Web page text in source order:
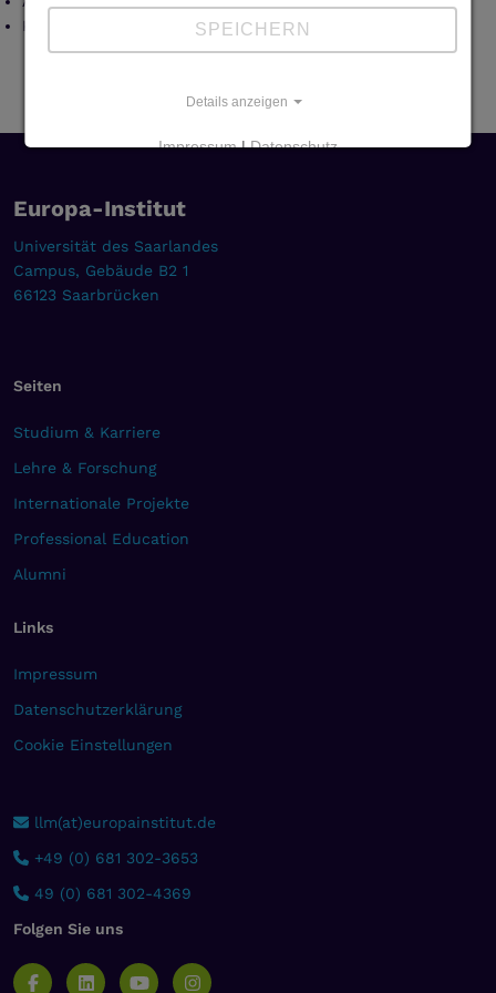
Kilian Wagner, University of Vienna
Europa-Institut
Universität des Saarlandes
Campus, Gebäude B2 1
66123 Saarbrücken
Seiten
Studium & Karriere
Lehre & Forschung
Internationale Projekte
Professional Education
Alumni
Links
Impressum
Datenschutzerklärung
Cookie Einstellungen
llm(at)europainstitut.de
+49 (0) 681 302-3653
49 (0) 681 302-4369
Folgen Sie uns
SPEICHERN
Details anzeigen
Impressum|Datenschutz